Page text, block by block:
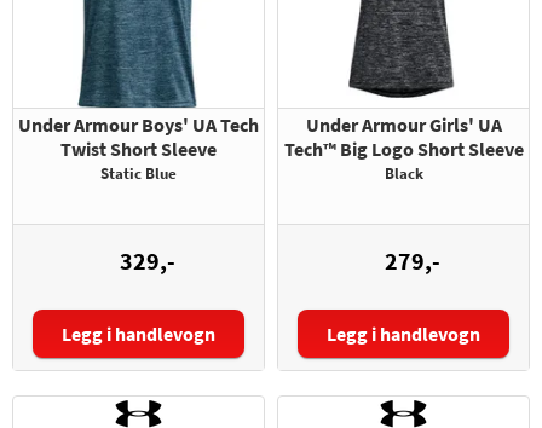
Under Armour Boys' UA Tech
Twist Short Sleeve
Static Blue
329,-
Størrelse:
Legg i handlevogn
Under Armour Girls' UA
Tech™ Big Logo Short Sleeve
Black
279,-
Størrelse:
Legg i handlevogn